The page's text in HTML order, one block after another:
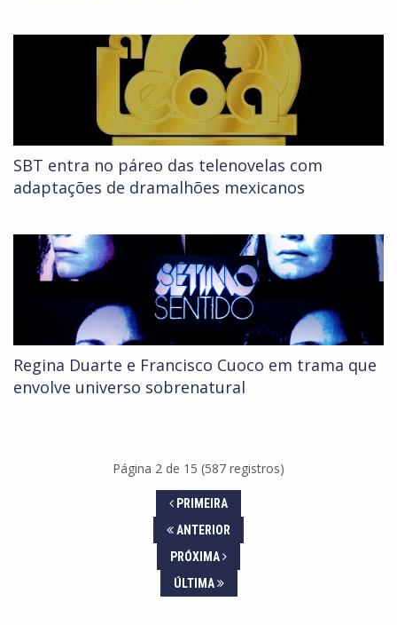
SBT entra no páreo das telenovelas com
adaptações de dramalhões mexicanos
Regina Duarte e Francisco Cuoco em trama que
envolve universo sobrenatural
Página 2 de 15 (587 registros)
PRIMEIRA
ANTERIOR
PRÓXIMA
ÚLTIMA